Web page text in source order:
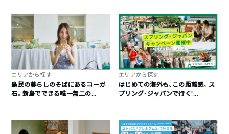
エリアから探す
島民の暮らしのそばにあるコーガ
石。新島でできる唯一無二の...
エリアから探す
はじめての海外も、この距離感。ス
プリング・ジャパンで行く“...